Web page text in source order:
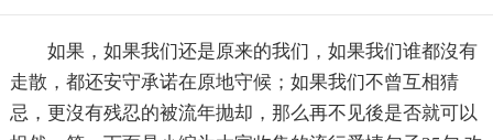
如果，如果我们还是原来的我们，如果我们谁都沒有
走散，都还安守承诺在原地守候；如果我们不曾互相猜
忌，更沒有残忍的被流年抛却，那么再不见後是否就可以